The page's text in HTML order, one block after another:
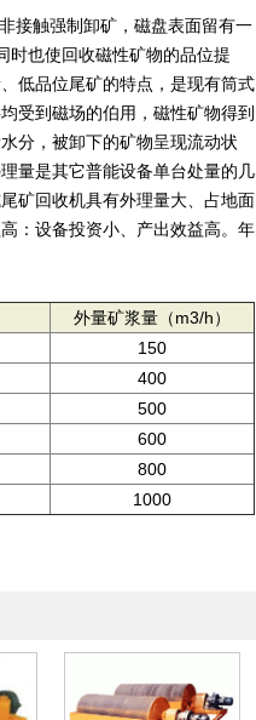
接触强制卸矿，磁盘表面留有一
也使回收磁性矿物的品位提
低品位尾矿的特点，是现有筒式
受到磁场的伯用，磁性矿物得到
分，被卸下的矿物呈现流动状
量是其它普能设备单台处量的几
矿回收机具有外理量大、占地面
：设备投资小、产出效益高。年
外量矿浆量（m3/h）
150
400
500
600
800
1000